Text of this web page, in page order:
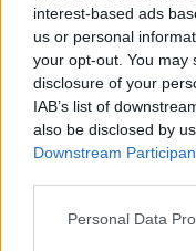
interest-based ads
us or personal
your opt-out. You may
disclosure of your
IAB’s list of
also be disclosed by
Downstream
Personal Data